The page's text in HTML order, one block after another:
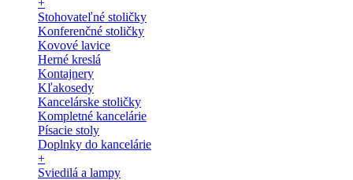
+
Stohovateľné stoličky
Konferenčné stoličky
Kovové lavice
Herné kreslá
Kontajnery
Kľakosedy
Kancelárske stoličky
Kompletné kancelárie
Písacie stoly
Doplnky do kancelárie
+
Sviedilá a lampy